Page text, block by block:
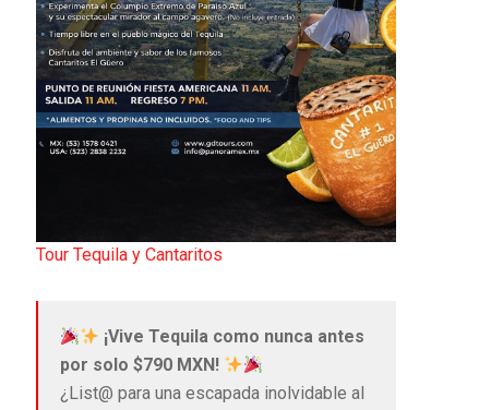
Tour Tequila y Cantaritos
¡Vive Tequila como nunca antes
por solo $790 MXN!
¿List@ para una escapada inolvidable al